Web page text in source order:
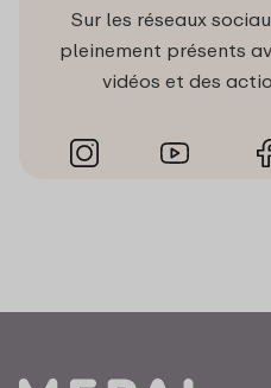
Sur les réseaux
pleinement présents
vidéos et des